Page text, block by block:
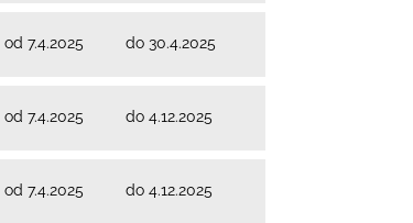
od 7.4.2025 do 30.4.2025
od 7.4.2025 do 4.12.2025
od 7.4.2025 do 4.12.2025